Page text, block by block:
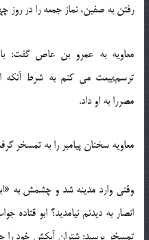
رفتن به صفین، نماز جمعه را در روز
معاویه به عمرو بن عاص گفت:
ترسم;بیعت می کنم به شرط آنکه
مصررا به او داد.
معاویه سخنان پیامبر را به تمسخر
وقتی وارد مدینه شد و چشمش به
انصار به دیدنم نیامدید؟ ابو قتاده
تمسخر پرسید: شتران آبکش خود را